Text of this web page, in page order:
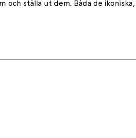
ställa ut dem. Båda de